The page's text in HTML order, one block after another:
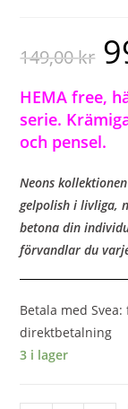
149,00kr
HEMA free,
serie.
och pensel.
Neons
gelpolish i livliga,
betona din
förvandlar du
Betala med
direktbetalning
3 i lager